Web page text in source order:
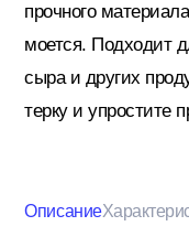
Картон;
Крепеж;
прочного
моется. Подходит
сыра и других
терку и упростите
Описание